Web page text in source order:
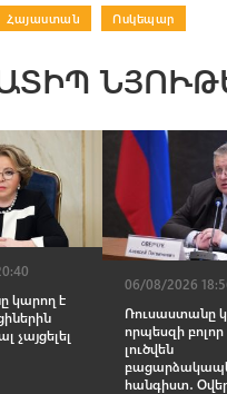
Հայաստան Ոսկեպար
կարող է
չայցելել
06/08/2026
Ռուսաստանը
որպեսզի
լուծվեն
հանգիստ․